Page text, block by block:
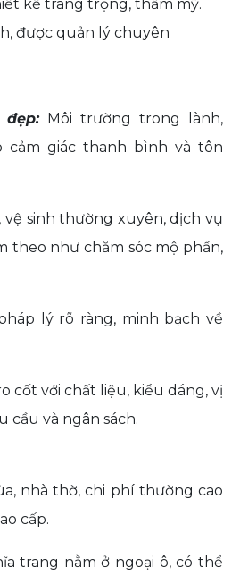
kế trang trọng, thẩm mỹ.
được quản lý chuyên
Môi trường trong lành,
cảm giác thanh bình và tôn
sinh thường xuyên, dịch vụ
theo như chăm sóc mộ phần,
lý rõ ràng, minh bạch về
cốt với chất liệu, kiểu dáng, vị
và ngân sách.
nhà thờ, chi phí thường cao
cấp.
trang nằm ở ngoại ô, có thể